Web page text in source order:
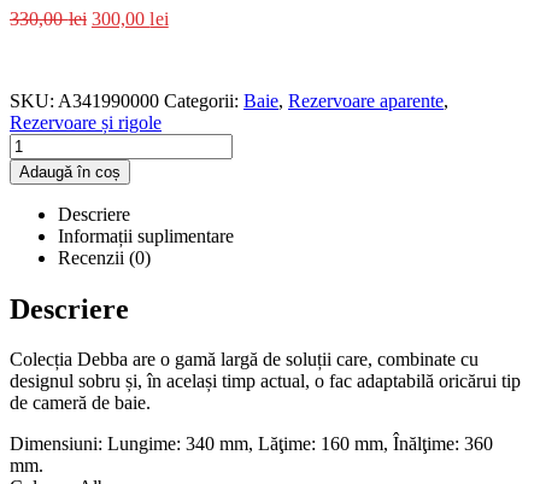
330,00lei 300,00lei
SKU: A341990000 Categorii: Baie, Rezervoare aparente,
Rezervoare și rigole
Adaugă în coș
Descriere
Informații suplimentare
Recenzii (0)
Descriere
Colecția Debba are o gamă largă de soluții care, combinate cu
designul sobru și, în același timp actual, o fac adaptabilă oricărui tip
de cameră de baie.
Dimensiuni: Lungime: 340 mm, Lăţime: 160 mm, Înălţime: 360
mm.